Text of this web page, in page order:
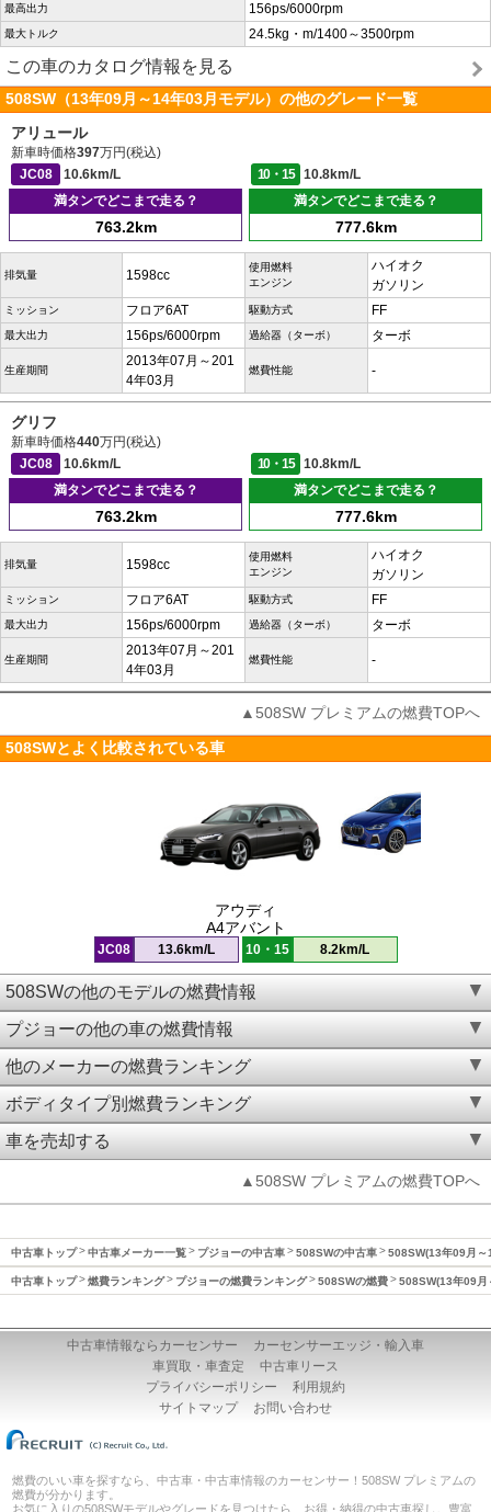
最高出力 156ps/6000rpm
最大トルク 24.5kg・m/1400～3500rpm
この車のカタログ情報を見る
508SW（13年09月～14年03月モデル）の他のグレード一覧
アリュール
新車時価格397万円(税込)
JC08
10.6km/L 10・15
10.8km/L
満タンでどこまで走る？
763.2km
満タンでどこまで走る？
777.6km
排気量 1598cc
使用燃料
エンジン
ハイオク
ガソリン
ミッション フロア6AT 駆動方式 FF
最大出力 156ps/6000rpm 過給器（ターボ） ターボ
生産期間
2013年07月～201
4年03月
燃費性能 -
グリフ
新車時価格440万円(税込)
JC08
10.6km/L 10・15
10.8km/L
満タンでどこまで走る？
763.2km
満タンでどこまで走る？
777.6km
排気量 1598cc
使用燃料
エンジン
ハイオク
ガソリン
ミッション フロア6AT 駆動方式 FF
最大出力 156ps/6000rpm 過給器（ターボ） ターボ
生産期間
2013年07月～201
4年03月
燃費性能 -
▲508SW プレミアムの燃費TOPへ
508SWとよく比較されている車
アウディ
A4アバント
JC08 13.6km/L 10・15 8.2km/L
508SWの他のモデルの燃費情報
プジョーの他の車の燃費情報
他のメーカーの燃費ランキング
ボディタイプ別燃費ランキング
車を売却する
▲508SW プレミアムの燃費TOPへ
中古車トップ 中古車メーカー一覧 プジョーの中古車 508SWの中古車 508SW(13年09月～
中古車トップ 燃費ランキング プジョーの燃費ランキング 508SWの燃費 508SW(13年09月
中古車情報ならカーセンサー
カーセンサーエッジ・輸入車
車買取・車査定
中古車リース
プライバシーポリシー
利用規約
サイトマップ
お問い合わせ
燃費のいい車を探すなら、中古車・中古車情報のカーセンサー！508SW プレミアムの
燃費が分かります。
お気に入りの508SWモデルやグレードを見つけたら、お得・納得の中古車探し。豊富